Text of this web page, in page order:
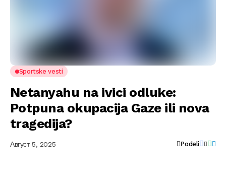
Sportske vesti
Netanyahu na ivici odluke:
Potpuna okupacija Gaze ili nova
tragedija?
Август 5, 2025 Podeli